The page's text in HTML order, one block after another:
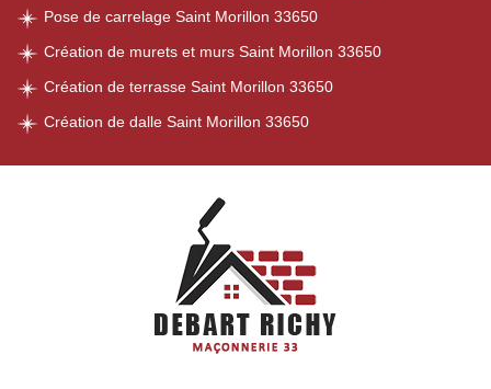
Pose de carrelage Saint Morillon 33650
Création de murets et murs Saint Morillon 33650
Création de terrasse Saint Morillon 33650
Création de dalle Saint Morillon 33650